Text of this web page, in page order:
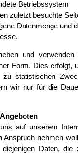
Betriebssystem
zuletzt besuchte
Datenmenge und
und
Form. Dies erfolgt,
zu statistischen
wir nur für die
auf unserem
Anspruch nehmen
Daten, die